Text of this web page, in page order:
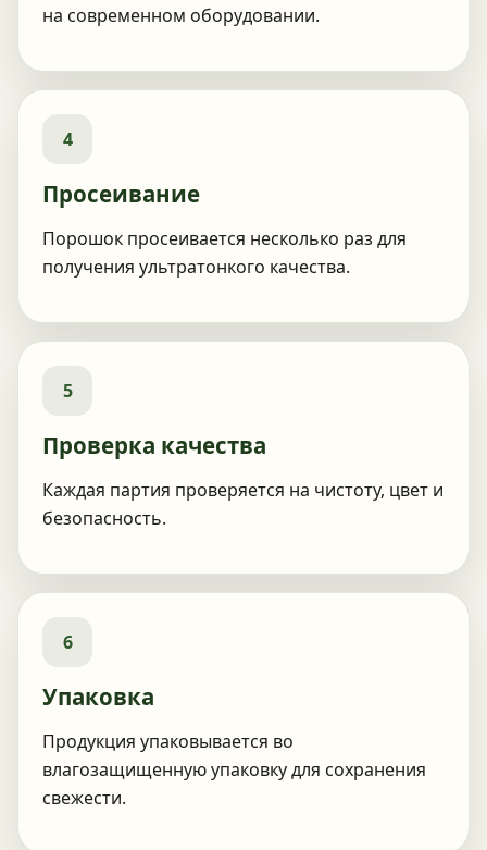
на современном оборудовании.
4
Просеивание
Порошок просеивается несколько раз для
получения ультратонкого качества.
5
Проверка качества
Каждая партия проверяется на чистоту, цвет и
безопасность.
6
Упаковка
Продукция упаковывается во
влагозащищенную упаковку для сохранения
свежести.